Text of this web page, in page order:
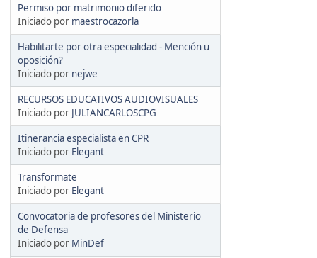
Permiso por matrimonio diferido
Iniciado por maestrocazorla
Habilitarte por otra especialidad - Mención u
oposición?
Iniciado por nejwe
RECURSOS EDUCATIVOS AUDIOVISUALES
Iniciado por JULIANCARLOSCPG
Itinerancia especialista en CPR
Iniciado por Elegant
Transformate
Iniciado por Elegant
Convocatoria de profesores del Ministerio
de Defensa
Iniciado por MinDef